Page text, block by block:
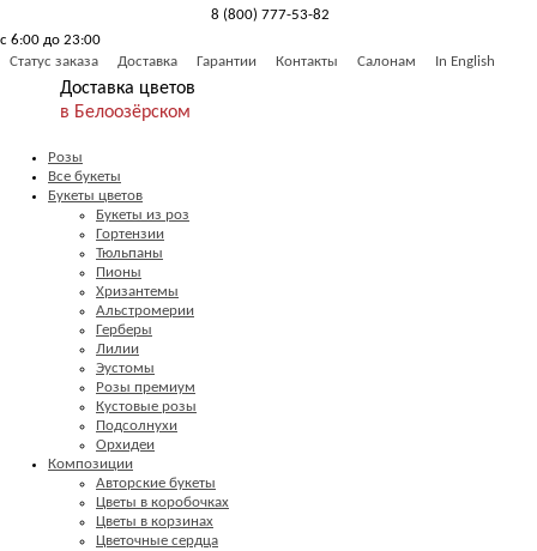
8 (800) 777-53-82
с 6:00 до 23:00
Статус заказа
Доставка Гарантии Контакты Салонам In English
Доставка цветов
в Белоозёрском
Розы
Все букеты
Букеты цветов
Букеты из роз
Гортензии
Тюльпаны
Пионы
Хризантемы
Альстромерии
Герберы
Лилии
Эустомы
Розы премиум
Кустовые розы
Подсолнухи
Орхидеи
Композиции
Авторские букеты
Цветы в коробочках
Цветы в корзинах
Цветочные сердца